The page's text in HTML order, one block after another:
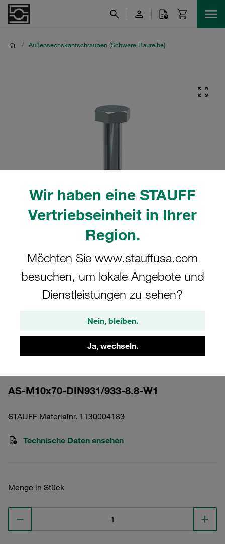
Wir haben eine STAUFF
Vertriebseinheit in Ihrer
Region.
Möchten Sie www.stauffusa.com
besuchen, um lokale Angebote und
Dienstleistungen zu sehen?
Nein, bleiben.
Ja, wechseln.
/ Außensechskantschrauben (Schwere Baureihe)
Bitte beachten Sie: Das Bild dient nur zur Veranschaulichung und kann vom
tatsächlichen Produkt abweichen.
Außensechskantschraube Schwere
Baureihe Gr. 5S Stahl, unbehandelt
AS-M10x70-DIN931/933-8.8-W1
STAUFF Materialnr. 1130004183
Technische Daten ansehen
Menge in Stück